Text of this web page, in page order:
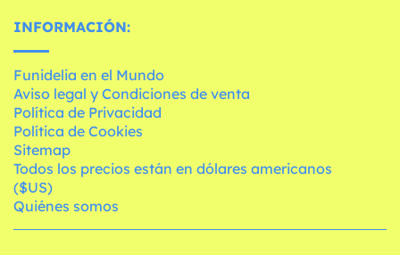
INFORMACIÓN:
Funidelia en el Mundo
Aviso legal y Condiciones de venta
Política de Privacidad
Política de Cookies
Sitemap
Todos los precios están en dólares americanos
($US)
Quiénes somos